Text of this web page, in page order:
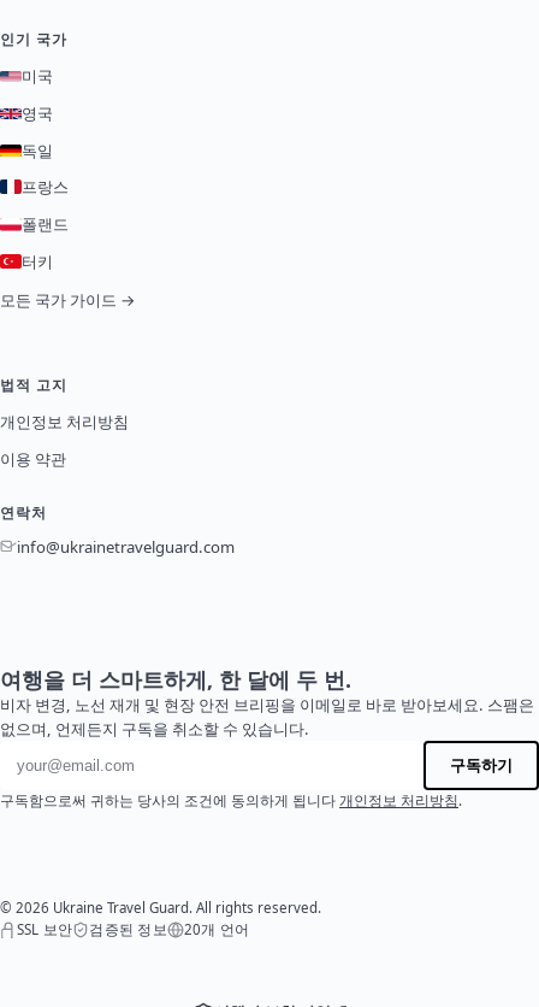
인기 국가
미국
영국
독일
프랑스
폴랜드
터키
모든 국가 가이드 →
법적 고지
개인정보 처리방침
이용 약관
연락처
info@ukrainetravelguard.com
여행을 더 스마트하게, 한 달에 두 번.
비자 변경, 노선 재개 및 현장 안전 브리핑을 이메일로 바로 받아보세요. 스팸은
없으며, 언제든지 구독을 취소할 수 있습니다.
이메일 주소
구독하기
구독함으로써 귀하는 당사의 조건에 동의하게 됩니다 개인정보 처리방침.
© 2026 Ukraine Travel Guard. All rights reserved.
SSL 보안
검증된 정보 20개 언어